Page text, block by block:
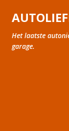
Het laatste
garage.